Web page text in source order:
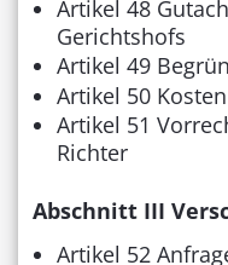
Artikel 48
Gerichtshofs
Artikel 49
Artikel 50
Artikel 51
Richter
Abschnitt III
Artikel 52